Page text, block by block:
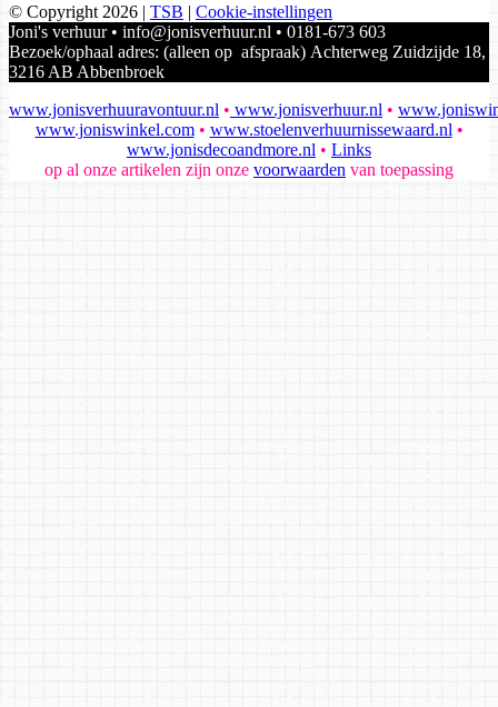
© Copyright 2026 | TSB | Cookie-instellingen
Joni's verhuur • info@jonisverhuur.nl • 0181-673 603
Bezoek/ophaal adres: (alleen op afspraak) Achterweg Zuidzijde 18,
3216 AB Abbenbroek
www.jonisverhuuravontuur.nl • www.jonisverhuur.nl •
www.joniswinkel.com• www.stoelenverhuurnissewaard.nl •
www.jonisdecoandmore.nl • Links
op al onze artikelen zijn onze voorwaarden van toepassing